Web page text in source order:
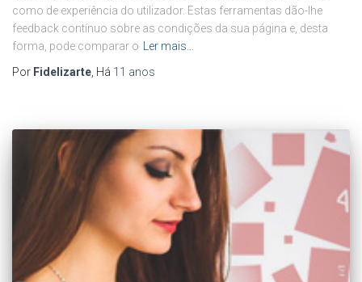
como de experiência do utilizador. Estas ferramentas dão-lhe
feedback contínuo sobre as condições da sua página e, desta
forma, pode comparar o Ler mais…
Por Fidelizarte , Há 11 anos